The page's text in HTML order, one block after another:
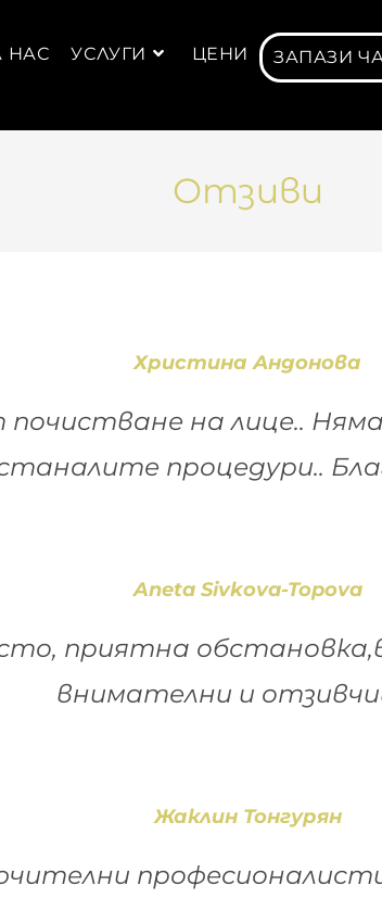
НАС УСЛУГИ ЦЕНИ ЗАПАЗИ
Отзиви
Христина Андонова
почистване на лице..
процедури..
Aneta Sivkova-Topova
приятна
внимателни и
Жаклин Тонгурян